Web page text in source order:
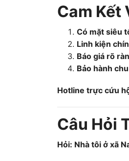
Cam Kết
Có mặt siêu
Linh kiện
Báo giá rõ
Bảo hành
Hotline trực cứu
Câu Hỏi
Hỏi: Nhà tôi ở xã